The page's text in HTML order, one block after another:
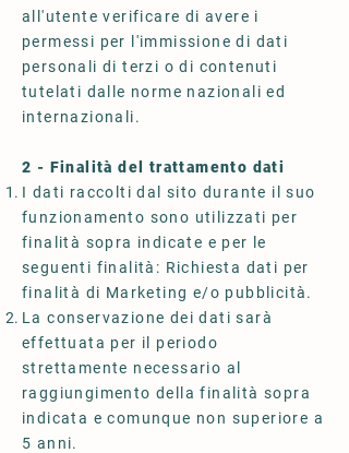
all'utente verificare di avere i
permessi per l'immissione di dati
personali di terzi o di contenuti
tutelati dalle norme nazionali ed
internazionali.
2 - Finalità del trattamento dati
I dati raccolti dal sito durante il suo
funzionamento sono utilizzati per
finalità sopra indicate e per le
seguenti finalità: Richiesta dati per
finalità di Marketing e/o pubblicità.
La conservazione dei dati sarà
effettuata per il periodo
strettamente necessario al
raggiungimento della finalità sopra
indicata e comunque non superiore a
5 anni.